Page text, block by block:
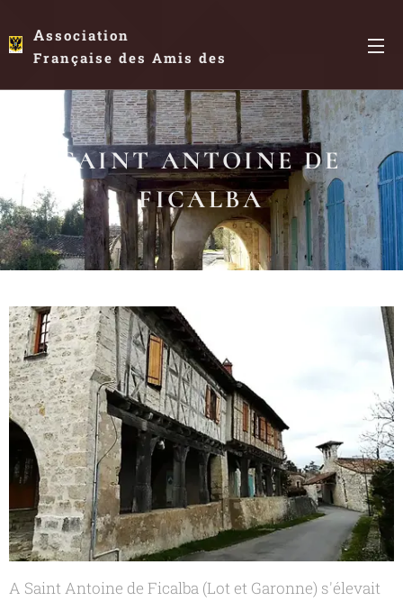
Association
Française des Amis des
SAINT ANTOINE DE
FICALBA
A Saint Antoine de Ficalba (Lot et Garonne) s'élevait